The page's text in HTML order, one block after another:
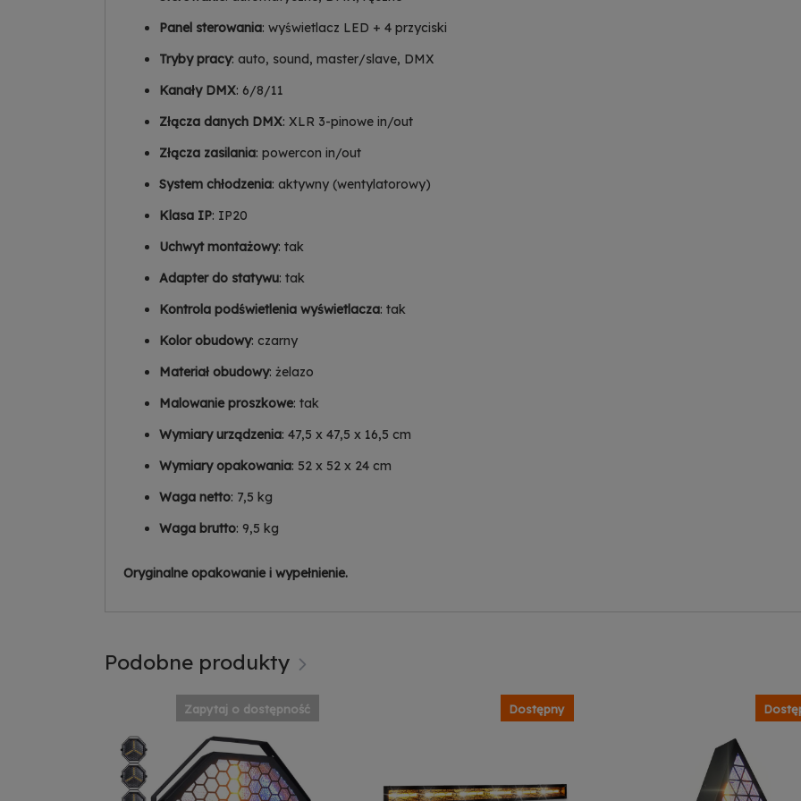
Panel sterowania: wyświetlacz LED + 4 przyciski
Tryby pracy: auto, sound, master/slave, DMX
Kanały DMX: 6/8/11
Złącza danych DMX: XLR 3-pinowe in/out
Złącza zasilania: powercon in/out
System chłodzenia: aktywny (wentylatorowy)
Klasa IP: IP20
Uchwyt montażowy: tak
Adapter do statywu: tak
Kontrola podświetlenia wyświetlacza: tak
Kolor obudowy: czarny
Materiał obudowy: żelazo
Malowanie proszkowe: tak
Wymiary urządzenia: 47,5 x 47,5 x 16,5 cm
Wymiary opakowania: 52 x 52 x 24 cm
Waga netto: 7,5 kg
Waga brutto: 9,5 kg
Oryginalne opakowanie i wypełnienie.
Podobne produkty
Zapytaj o dostępność Dostępny